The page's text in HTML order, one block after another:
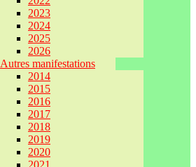
2023
2024
2025
2026
Autres manifestations
2014
2015
2016
2017
2018
2019
2020
2021